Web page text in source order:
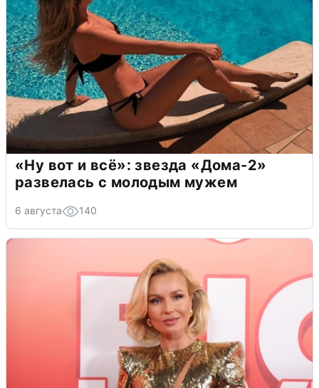
«Ну вот и всё»: звезда «Дома-2»
развелась с молодым мужем
6 августа 140